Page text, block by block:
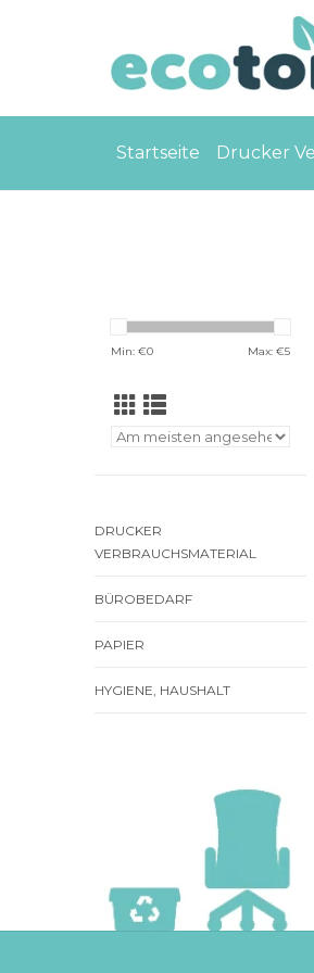
Startseite Drucker
Min: €0 Max: €5
DRUCKER
VERBRAUCHSMATERIAL
BÜROBEDARF
PAPIER
HYGIENE, HAUSHALT